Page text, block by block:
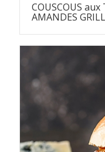
COUSCOUS aux
AMANDES